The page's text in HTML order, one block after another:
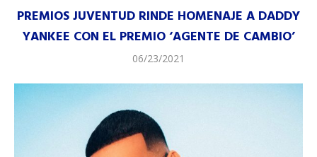
PREMIOS JUVENTUD RINDE HOMENAJE A DADDY
YANKEE CON EL PREMIO ‘AGENTE DE CAMBIO’
06/23/2021